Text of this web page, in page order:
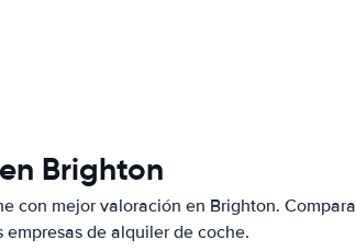
Brighton
con mejor valoración en Brighton. Compara
de alquiler de coche.